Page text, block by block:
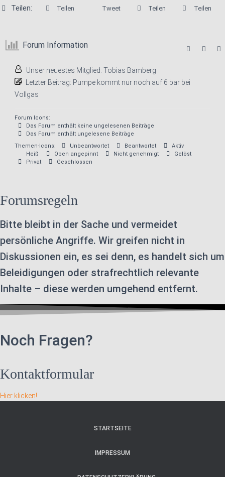
Teilen: Teilen Tweet Teilen Teilen
Forum Information
Unser neuestes Mitglied: Tobias Bamberg
Letzter Beitrag: Pumpe kommt nur noch auf 6 bar bei
Vollgas
Forum Icons:
Das Forum enthält keine ungelesenen Beiträge
Das Forum enthält ungelesene Beiträge
Themen-Icons:
Unbeantwortet Beantwortet
Aktiv
Heiß
Oben angepinnt Nicht genehmigt
Gelöst
Privat
Geschlossen
Forumsregeln
Bitte bleibt in der Sache und vermeidet
persönliche Angriffe. Wir greifen nicht in
Diskussionen ein, es sei denn, es handelt sich um
Beleidigungen oder strafrechtlich relevante
Inhalte – diese werden umgehend entfernt.
Noch Fragen?
Kontaktformular
Hier klicken!
STARTSEITE
IMPRESSUM